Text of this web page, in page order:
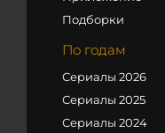
Подборки
По годам
Сериалы 2026
Сериалы 2025
Сериалы 2024